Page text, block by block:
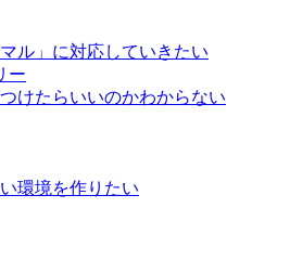
ル」に対応していきたい
ー
けたらいいのかわからない
環境を作りたい